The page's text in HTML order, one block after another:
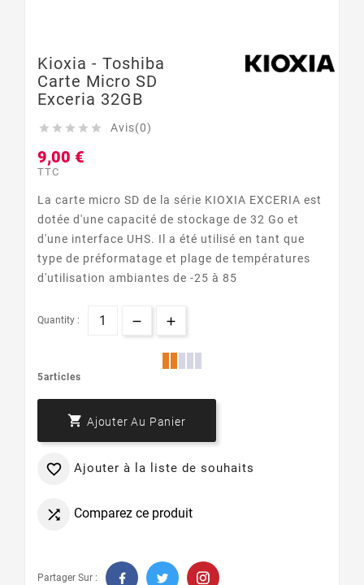
Kioxia - Toshiba
Carte Micro SD
Exceria 32GB
     Avis(0)
9,00 €
TTC
La carte micro SD de la série KIOXIA EXCERIA est
dotée d'une capacité de stockage de 32 Go et
d'une interface UHS. Il a été utilisé en tant que
type de préformatage et plage de températures
d'utilisation ambiantes de -25 à 85
Quantity :
5articles
 Ajouter Au Panier
 Ajouter à la liste de souhaits
 Comparez ce produit
Partager Sur :